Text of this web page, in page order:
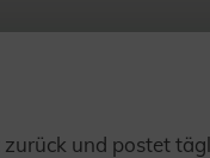
und postet